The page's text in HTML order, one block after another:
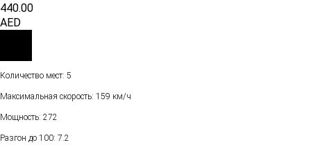
440.00
AED
Количество мест: 5
Максимальная скорость: 159 км/ч
Мощность: 272
Разгон до 100: 7.2